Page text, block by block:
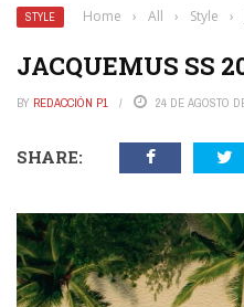
STYLE Home › All › Style ›
JACQUEMUS SS
BY REDACCIÓN P1 24 DE AGOSTO
SHARE: